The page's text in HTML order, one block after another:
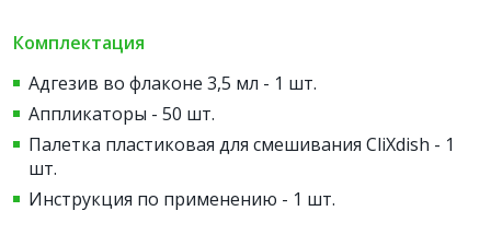
Комплектация
Адгезив во флаконе 3,5 мл - 1 шт.
Аппликаторы - 50 шт.
Палетка пластиковая для смешивания CliXdish - 1
шт.
Инструкция по применению - 1 шт.